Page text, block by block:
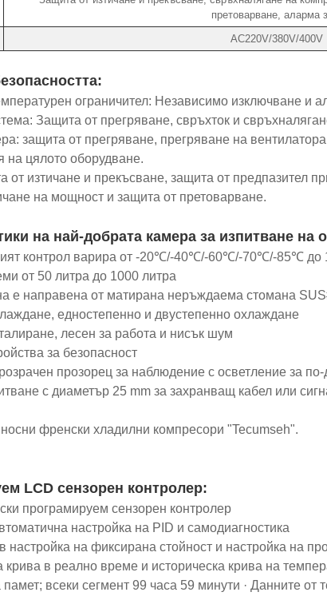
претоварване, аларма
AC220V/380V/400V
ограничител: Независимо изключване и
Защита от прегряване, свръхток и
защита от прегряване, прегряване на
на цялото оборудване.
от изтичане и прекъсване, защита от предпазител
на мощност и защита от претоварване.
на най-добрата камера за изпитване на
контрол варира от -20℃/-40℃/-60℃/-70℃/-85℃
от 50 литра до 1000 литра
е направена от матирана неръждаема стомана
едностепенно и двустепенно охлаждане
лесен за работа и нисък шум
за безопасност
прозорец за наблюдение с осветление за
с диаметър 25 mm за захранващ кабел или
френски хладилни компресори "Tecumseh".
LCD сензорен контролер:
програмируем сензорен контролер
настройка на PID и самодиагностика
настройка на фиксирана стойност и настройка на
крива в реално време и историческа крива на
всеки сегмент 99 часа 59 минути · Данните от